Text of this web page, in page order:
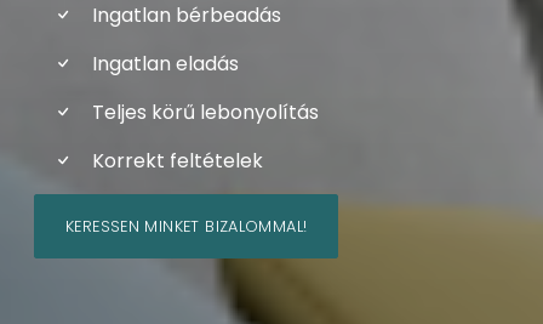
Ingatlan bérbeadás
Ingatlan eladás
Teljes körű lebonyolítás
Korrekt feltételek
KERESSEN MINKET BIZALOMMAL!